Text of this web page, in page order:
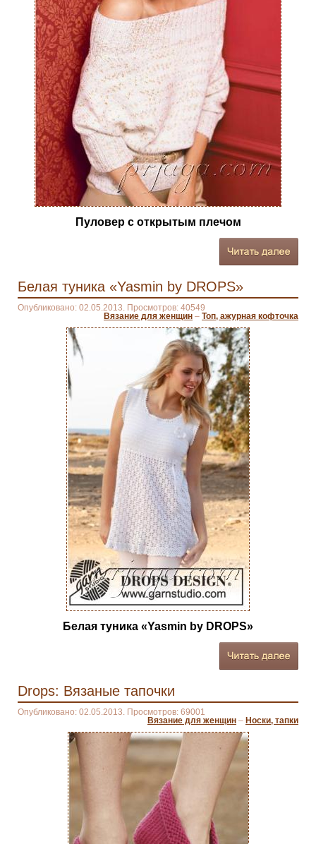
Пуловер с открытым плечом
Белая туника «Yasmin by DROPS»
Опубликовано: 02.05.2013. Просмотров: 40549
Вязание для женщин – Топ, ажурная кофточка
Белая туника «Yasmin by DROPS»
Drops: Вязаные тапочки
Опубликовано: 02.05.2013. Просмотров: 69001
Вязание для женщин – Носки, тапки